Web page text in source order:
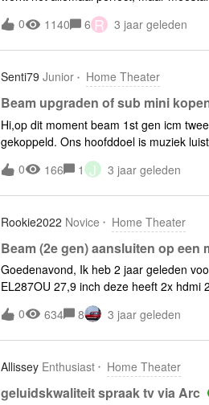
audio instellingen van de TV gespeeld
(Bypass)’ en ‘Stereo’. Alleen als ik het
geen surround geluid uit de One SL
werkt staat er in de app ‘Dolby Digital
iemand hier een oplossing voor?
0 1140 6 R 3 jaar geleden
Senti79 Junior Home Theater
Beam upgraden of sub mini
Hi,op dit moment beam 1st gen icm
gekoppeld. Ons hoofddoel is muziek
allerlei tegenstrijdige berichten even
door 2nd ivm dolby atmos2) Sub mini
budget is. Maar heeft de sub mini
0 166 1 J 3 jaar geleden
Rookie2022 Novice Home Theater
Beam (2e gen) aansluiten op
Goedenavond, Ik heb 2 jaar geleden
EL287OU 27,9 inch deze heeft 2x
dat ik daar mijn beam wel op aan kan
stukje wat er bij zit.al diverse forum
gezien. iemand tips of advies?alvast
0 634 8 3 jaar geleden
Allissey Enthusiast Home Theater
geluidskwaliteit spraak tv via Arc